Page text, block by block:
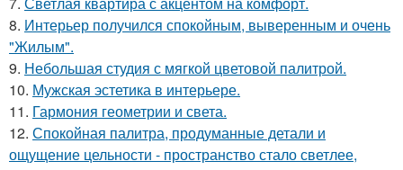
8. Интерьер получился спокойным, выверенным и очень
"Жилым".
9. Небольшая студия с мягкой цветовой палитрой.
10. Мужская эстетика в интерьере.
11. Гармония геометрии и света.
12. Спокойная палитра, продуманные детали и
ощущение цельности - пространство стало светлее,